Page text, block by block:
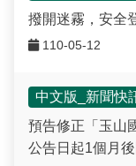
建造及使用執
玉山國公園粉
ไทย
Deutsche
Français
撥開迷霧，安全
110-05-12
中文版_新聞快
預告修正「玉山
公告日起1個月